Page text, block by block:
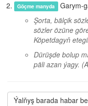
Göçme manyda Garym-
Şorta, bälçik
sözler özüne
Köpetdagyň
Dürüşde bolup
päli azan ýagy.
Ýalňyş barada habar